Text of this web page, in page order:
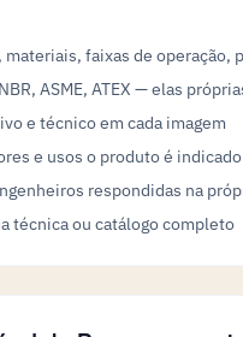
faixas de operação,
ASME, ATEX — elas
e técnico em cada imagem
e usos o produto é indicado
respondidas na
técnica ou catálogo completo